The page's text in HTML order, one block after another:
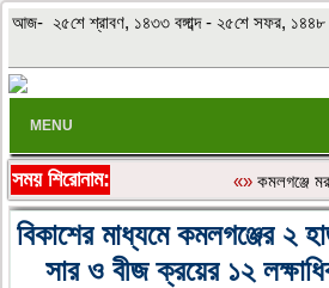
আজ- ২৫শে শ্রাবণ, ১৪৩৩ বঙ্গাব্দ - ২৫শে সফর, ১৪৪৮
MENU
সময় শিরোনাম: «» কমলগঞ্জে
বিকাশের মাধ্যমে কমলগঞ্জের ২
সার ও বীজ ক্রয়ের ১২